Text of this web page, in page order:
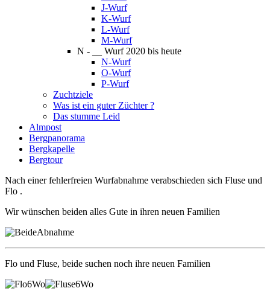
J-Wurf
K-Wurf
L-Wurf
M-Wurf
N - __ Wurf 2020 bis heute
N-Wurf
O-Wurf
P-Wurf
Zuchtziele
Was ist ein guter Züchter ?
Das stumme Leid
Almpost
Bergpanorama
Bergkapelle
Bergtour
Nach einer fehlerfreien Wurfabnahme verabschieden sich Fluse und
Flo .
Wir wünschen beiden alles Gute in ihren neuen Familien
Flo und Fluse, beide suchen noch ihre neuen Familien